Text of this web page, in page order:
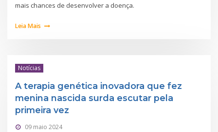
mais chances de desenvolver a doença.
Leia Mais
Notícias
A terapia genética inovadora que fez
menina nascida surda escutar pela
primeira vez
09 maio 2024